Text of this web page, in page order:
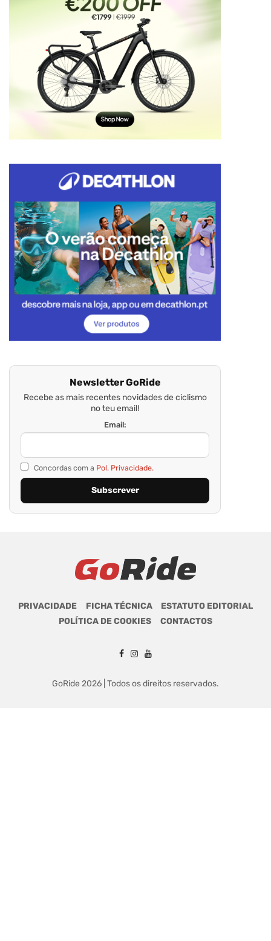
Newsletter GoRide
Recebe as mais recentes novidades de ciclismo
no teu email!
Email:
Concordas com a Pol. Privacidade.
PRIVACIDADE FICHA TÉCNICA
ESTATUTO EDITORIAL
POLÍTICA DE COOKIES
CONTACTOS
GoRide 2026 | Todos os direitos reservados.